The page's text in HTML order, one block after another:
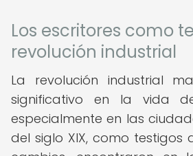
Los escritores como
revolución industrial
La revolución industrial
significativo en la vida
especialmente en las
del siglo XIX, como testigos